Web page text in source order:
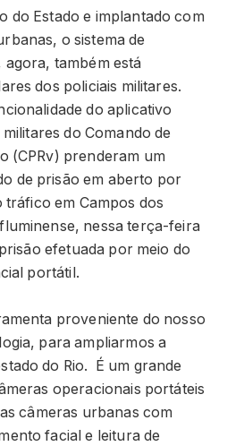
do Estado e implantado com
o sistema de
também está
dos policiais militares.
do aplicativo
do Comando de
(CPRv) prenderam um
de prisão em aberto por
em Campos dos
nessa terça-feira
efetuada por meio do
portátil.
proveniente do nosso
para ampliarmos a
do Rio. É um grande
operacionais portáteis
câmeras urbanas com
facial e leitura de